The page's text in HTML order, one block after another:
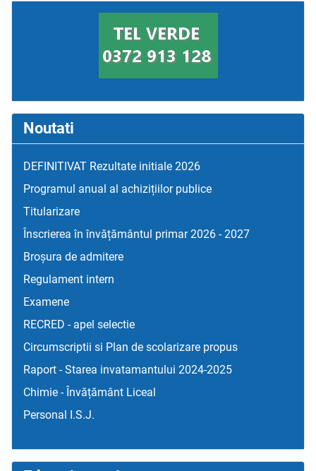
Noutati
DEFINITIVAT Rezultate initiale 2026
Programul anual al achizițiilor publice
Titularizare
Înscrierea în învățământul primar 2026 - 2027
Broșura de admitere
Regulament intern
Examene
RECRED - apel selectie
Circumscriptii si Plan de scolarizare propus
Raport - Starea invatamantului 2024-2025
Chimie - Învățământ Liceal
Personal I.S.J.